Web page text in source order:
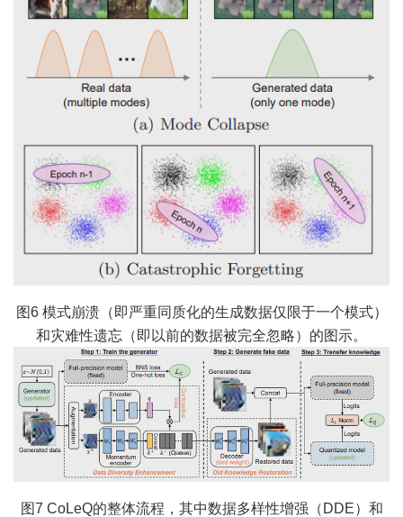
图6 模式崩溃（即严重同质化的生成数据仅限于一个模式）
和灾难性遗忘（即以前的数据被完全忽略）的图示。
图7 CoLeQ的整体流程，其中数据多样性增强（DDE）和